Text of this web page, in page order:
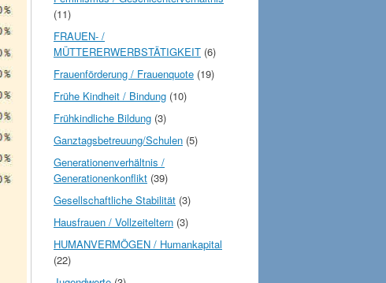
(11)
FRAUEN- /
MÜTTERERWERBSTÄTIGKEIT (6)
Frauenförderung / Frauenquote (19)
Frühe Kindheit / Bindung (10)
Frühkindliche Bildung (3)
Ganztagsbetreuung/Schulen (5)
Generationenverhältnis /
Generationenkonflikt (39)
Gesellschaftliche Stabilität (3)
Hausfrauen / Vollzeiteltern (3)
HUMANVERMÖGEN / Humankapital
(22)